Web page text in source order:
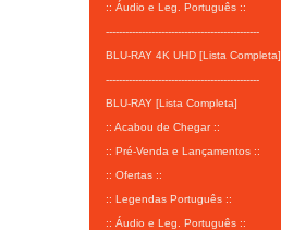
:: Áudio e Leg. Português ::
-----------------------------------------------
BLU-RAY 4K UHD [Lista Completa]
-----------------------------------------------
BLU-RAY [Lista Completa]
:: Acabou de Chegar ::
:: Pré-Venda e Lançamentos ::
:: Ofertas ::
:: Legendas Português ::
:: Áudio e Leg. Português ::